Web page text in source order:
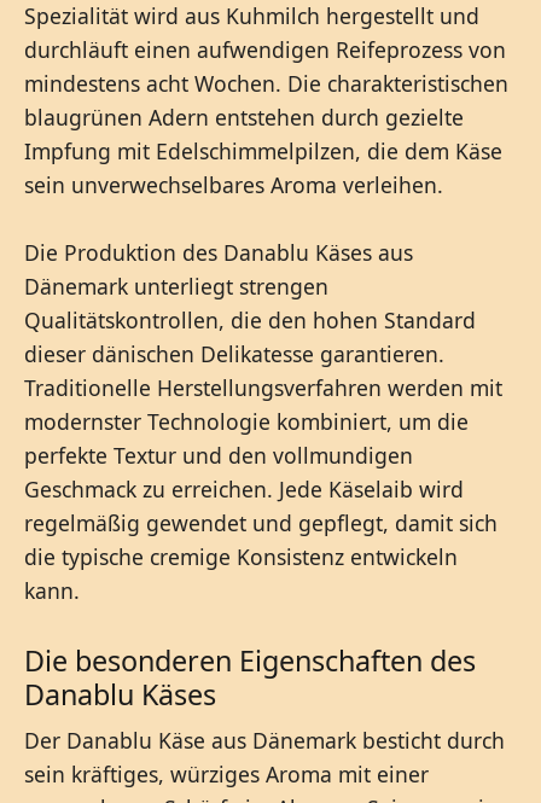
Spezialität wird aus Kuhmilch hergestellt und
durchläuft einen aufwendigen Reifeprozess von
mindestens acht Wochen. Die charakteristischen
blaugrünen Adern entstehen durch gezielte
Impfung mit Edelschimmelpilzen, die dem Käse
sein unverwechselbares Aroma verleihen.
Die Produktion des Danablu Käses aus
Dänemark unterliegt strengen
Qualitätskontrollen, die den hohen Standard
dieser dänischen Delikatesse garantieren.
Traditionelle Herstellungsverfahren werden mit
modernster Technologie kombiniert, um die
perfekte Textur und den vollmundigen
Geschmack zu erreichen. Jede Käselaib wird
regelmäßig gewendet und gepflegt, damit sich
die typische cremige Konsistenz entwickeln
kann.
Die besonderen Eigenschaften des
Danablu Käses
Der Danablu Käse aus Dänemark besticht durch
sein kräftiges, würziges Aroma mit einer